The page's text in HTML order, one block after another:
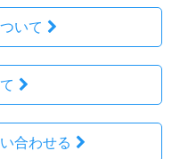
いて
合わせる